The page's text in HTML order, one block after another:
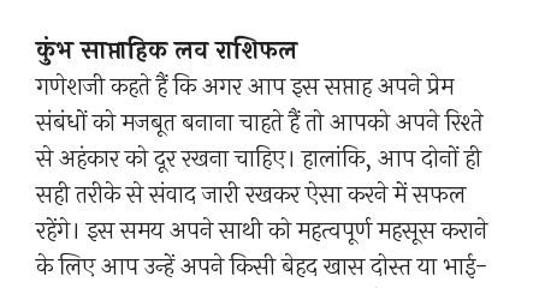
कुंभ साप्ताहिक लव राशिफल
गणेशजी कहते हैं कि अगर आप इस सप्ताह अपने प्रेम
संबंधों को मजबूत बनाना चाहते हैं तो आपको अपने रिश्ते
से अहंकार को दूर रखना चाहिए। हालांकि, आप दोनों ही
सही तरीके से संवाद जारी रखकर ऐसा करने में सफल
रहेंगे। इस समय अपने साथी को महत्वपूर्ण महसूस कराने
के लिए आप उन्हें अपने किसी बेहद खास दोस्त या भाई-